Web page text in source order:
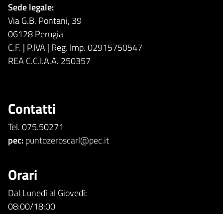
Sede legale:
Via G.B. Pontani, 39
06128 Perugia
C.F. | P.IVA | Reg. Imp. 02915750547
REA C.C.I.A.A. 250357
Contatti
Tel. 075.50271
pec:puntozeroscarl@pec.it
Orari
Dal Lunedì al Giovedì:
08:00/18:00